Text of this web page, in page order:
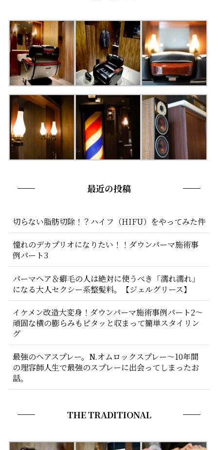
最近の投稿
切らない脂肪切除！？ハイフ（HIFU）をやってみた件
憧れのデカプリオになりたい！！ダウンパーマ施術事
例パート3
パーマヘア＆癖毛の人は絶対に使うべき「濡れ濡れ」
になる大人セクシー系整髪料。【ジェルグリース】
イケメン改造大変身！ダウンパーマ施術事例パート2〜
頑固な横の膨らみもピタッと収まって簡単スタイリン
グ
最強のヘアスプレー。N.オムロックスプレー〜10年間
の理容師人生で最強のスプレーに出会ってしまったお
話。
THE TRADITIONAL